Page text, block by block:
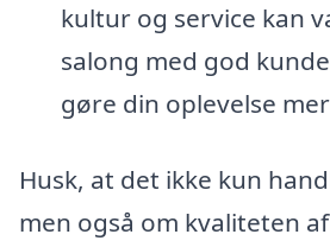
kultur og service kan
salong med god
gøre din oplevelse
Husk, at det ikke kun
men også om kvaliteten